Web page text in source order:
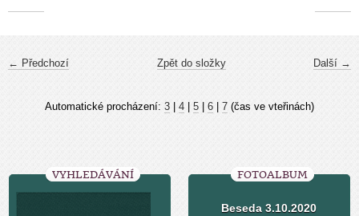
← Předchozí Další →
Zpět do složky
Automatické procházení: 3 4 5 6 7 (čas ve vteřinách)
VYHLEDÁVÁNÍ FOTOALBUM
Beseda 3.10.2020